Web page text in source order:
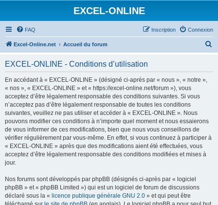
EXCEL-ONLINE
FAQ Connexion
Inscription
Excel-Online.net Accueil du forum
EXCEL-ONLINE - Conditions d’utilisation
En accédant à « EXCEL-ONLINE » (désigné ci-après par « nous », « notre »,
« nos », « EXCEL-ONLINE » et « https://excel-online.net/forum »), vous
acceptez d’être légalement responsable des conditions suivantes. Si vous
n’acceptez pas d’être légalement responsable de toutes les conditions
suivantes, veuillez ne pas utiliser et accéder à « EXCEL-ONLINE ». Nous
pouvons modifier ces conditions à n’importe quel moment et nous essaierons
de vous informer de ces modifications, bien que nous vous conseillons de
vérifier régulièrement par vous-même. En effet, si vous continuez à participer à
« EXCEL-ONLINE » après que des modifications aient été effectuées, vous
acceptez d’être légalement responsable des conditions modifiées et mises à
jour.
Nos forums sont développés par phpBB (désignés ci-après par « logiciel
phpBB » et « phpBB Limited ») qui est un logiciel de forum de discussions
déclaré sous la « licence publique générale GNU 2.0 » et qui peut être